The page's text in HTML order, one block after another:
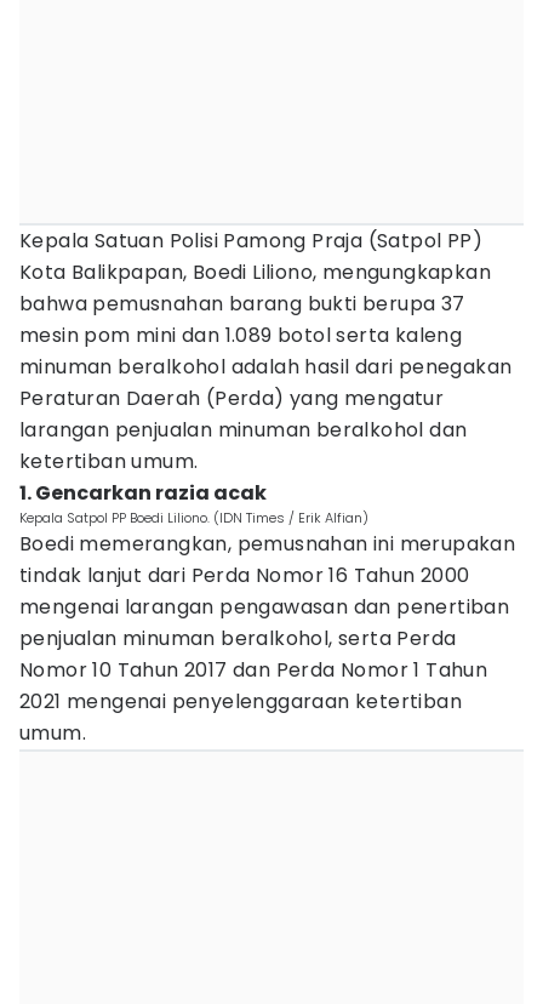
Kepala Satuan Polisi Pamong Praja (Satpol PP)
Kota Balikpapan, Boedi Liliono, mengungkapkan
bahwa pemusnahan barang bukti berupa 37
mesin pom mini dan 1.089 botol serta kaleng
minuman beralkohol adalah hasil dari penegakan
Peraturan Daerah (Perda) yang mengatur
larangan penjualan minuman beralkohol dan
ketertiban umum.
1. Gencarkan razia acak
Kepala Satpol PP Boedi Liliono. (IDN Times / Erik Alfian)
Boedi memerangkan, pemusnahan ini merupakan
tindak lanjut dari Perda Nomor 16 Tahun 2000
mengenai larangan pengawasan dan penertiban
penjualan minuman beralkohol, serta Perda
Nomor 10 Tahun 2017 dan Perda Nomor 1 Tahun
2021 mengenai penyelenggaraan ketertiban
umum.